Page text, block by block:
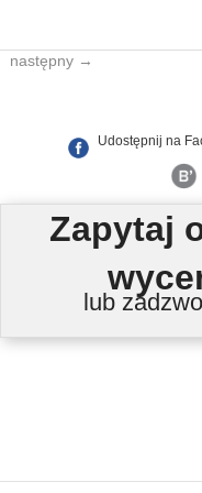
następny →
Udostępnij na
Zapytaj
lub